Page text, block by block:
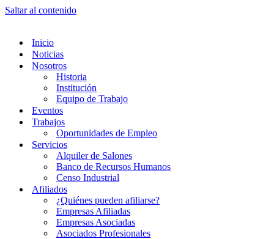
Saltar al contenido
Inicio
Noticias
Nosotros
Historia
Institución
Equipo de Trabajo
Eventos
Trabajos
Oportunidades de Empleo
Servicios
Alquiler de Salones
Banco de Recursos Humanos
Censo Industrial
Afiliados
¿Quiénes pueden afiliarse?
Empresas Afiliadas
Empresas Asociadas
Asociados Profesionales